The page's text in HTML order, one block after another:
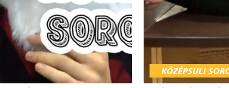
KÖZÉPSULI